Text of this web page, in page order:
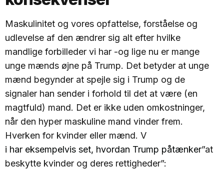
Maskulinitet og vores opfattelse, forståelse og
udlevelse af den ændrer sig alt efter hvilke
mandlige forbilleder vi har -og lige nu er mange
unge mænds øjne på Trump. Det betyder at unge
mænd begynder at spejle sig i Trump og de
signaler han sender i forhold til det at være (en
magtfuld) mand. Det er ikke uden omkostninger,
når den hyper maskuline mand vinder frem.
Hverken for kvinder eller mænd. V
i har eksempelvis set, hvordan Trump påtænker”at
beskytte kvinder og deres rettigheder”: